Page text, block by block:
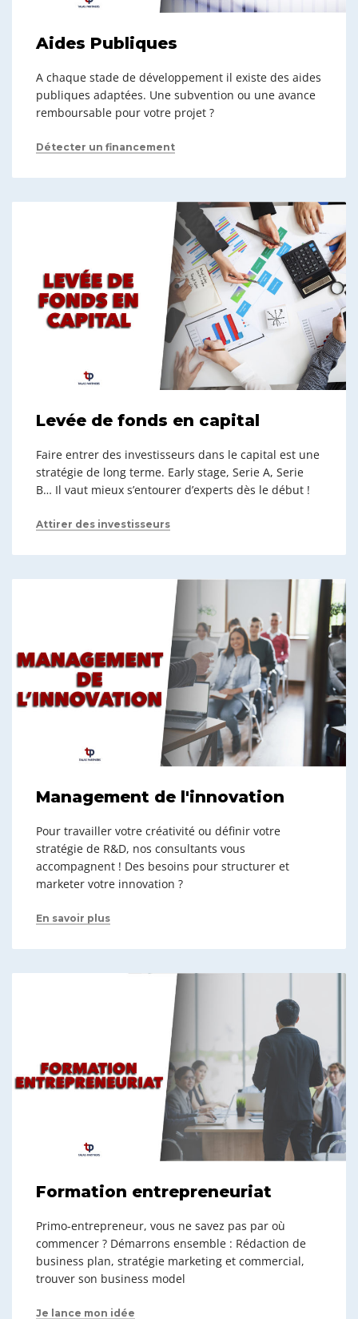
Aides Publiques
A chaque stade de développement il existe des aides
publiques adaptées. Une subvention ou une avance
remboursable pour votre projet ?
Détecter un financement
Levée de fonds en capital
Faire entrer des investisseurs dans le capital est une
stratégie de long terme. Early stage, Serie A, Serie
B… Il vaut mieux s’entourer d’experts dès le début !
Attirer des investisseurs
Management de l'innovation
Pour travailler votre créativité ou définir votre
stratégie de R&D, nos consultants vous
accompagnent ! Des besoins pour structurer et
marketer votre innovation ?
En savoir plus
Formation entrepreneuriat
Primo-entrepreneur, vous ne savez pas par où
commencer ? Démarrons ensemble : Rédaction de
business plan, stratégie marketing et commercial,
trouver son business model
Je lance mon idée